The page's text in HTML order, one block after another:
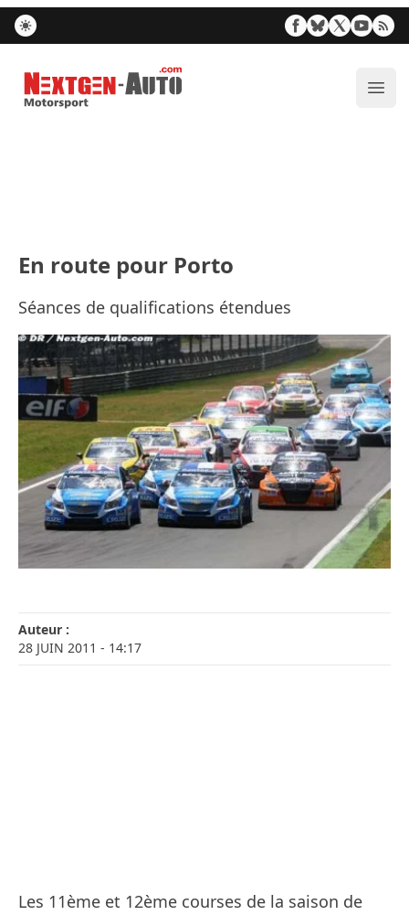
Nextgen-Auto.com
En route pour Porto
Séances de qualifications étendues
Auteur :
28 JUIN 2011 - 14:17
Les 11ème et 12ème courses de la saison de